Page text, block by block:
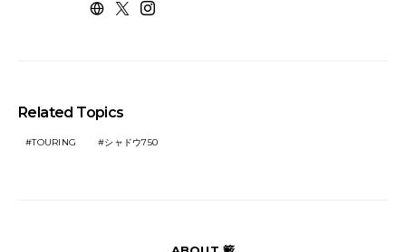
Related Topics
TOURING シャドウ750